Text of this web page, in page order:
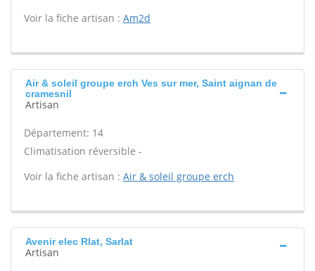
Voir la fiche artisan : Am2d
Air & soleil groupe erch Ves sur mer, Saint aignan de
cramesnil
Artisan
Département: 14
Climatisation réversible -
Voir la fiche artisan : Air & soleil groupe erch
Avenir elec Rlat, Sarlat
Artisan